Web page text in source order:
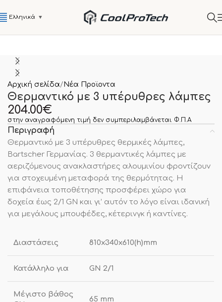
Ελληνικά ▼
Αρχική σελίδα Νέα Προϊοντα
Θερμαντικό με 3 υπέρυθρες λάμπες
204.00€
στην αναγραφόμενη τιμή δεν συμπεριλαμβάνεται Φ.Π.Α
Περιγραφή
Θερμαντικό με 3 υπέρυθρες θερμικές λάμπες,
Bartscher Γερμανίας. 3 θερμαντικές λάμπες με
αεριζόμενους ανακλαστήρες αλουμινίου φροντίζουν
για στοχευμένη μεταφορά της θερμότητας. Η
επιφάνεια τοποθέτησης προσφέρει χώρο για
δοχεία έως 2/1 GN και γι’ αυτόν το λόγο είναι ιδανική
για μεγάλους μπουφέδες, κέτερινγκ ή καντίνες.
Διαστάσεις 810x340x610(h)mm
Κατάλληλο για GN 2/1
Μέγιστο βάθος
65 mm